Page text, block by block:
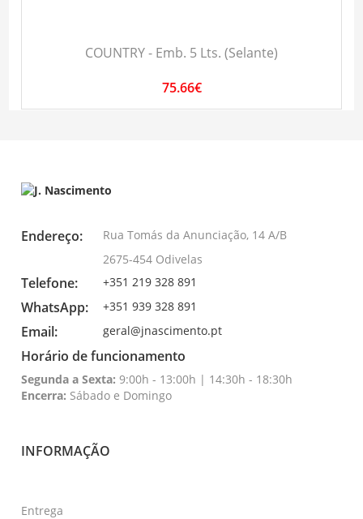
COUNTRY - Emb. 5 Lts. (Selante)
75.66€
Endereço:
Rua Tomás da Anunciação, 14 A/B
2675-454 Odivelas
Telefone: +351 219 328 891
WhatsApp: +351 939 328 891
Email: geral@jnascimento.pt
Horário de funcionamento
Segunda a Sexta: 9:00h - 13:00h | 14:30h - 18:30h
Encerra: Sábado e Domingo
INFORMAÇÃO
Entrega